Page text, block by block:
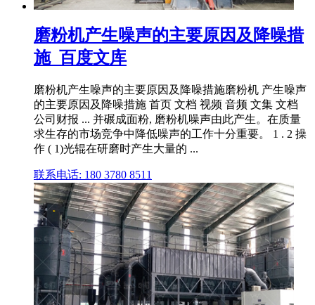
磨粉机产生噪声的主要原因及降噪措
施_百度文库
磨粉机产生噪声的主要原因及降噪措施磨粉机 产生噪声
的主要原因及降噪措施 首页 文档 视频 音频 文集 文档
公司财报 ... 并碾成面粉, 磨粉机噪声由此产生。在质量
求生存的市场竞争中降低噪声的工作十分重要。 1 . 2 操
作 ( 1)光辊在研磨时产生大量的 ...
联系电话: 180 3780 8511